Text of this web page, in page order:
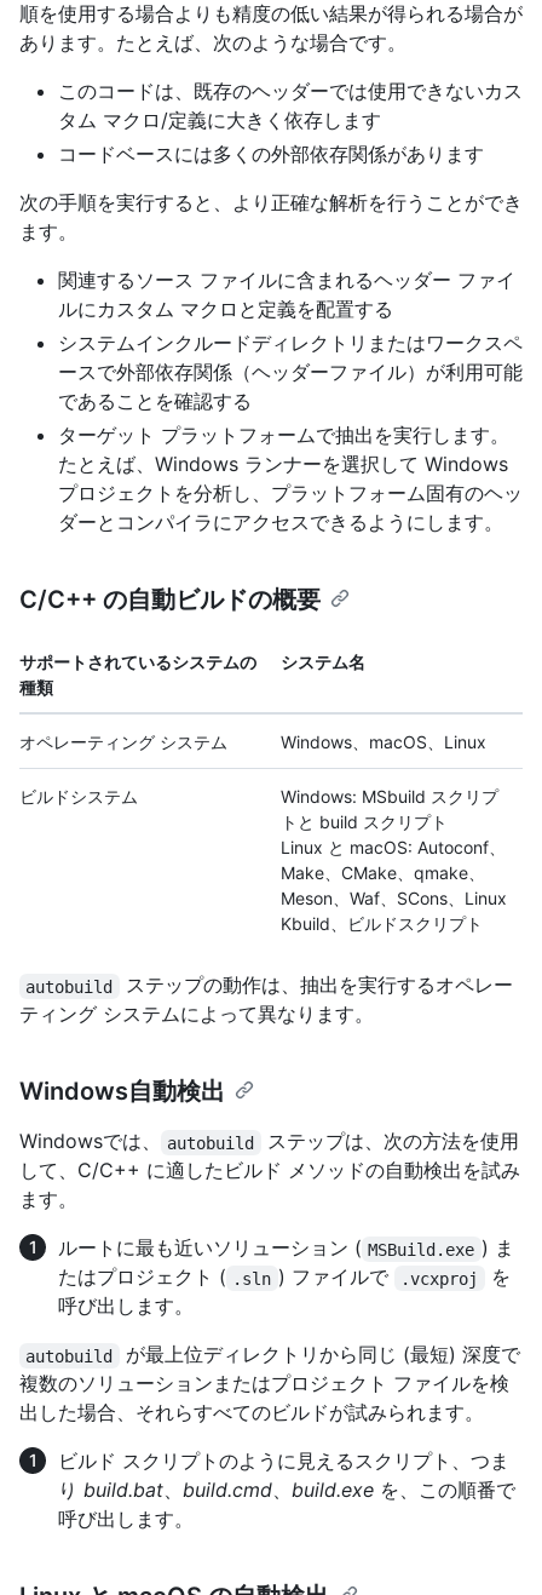
順を使用する場合よりも精度の低い結果が得られる場合が
あります。たとえば、次のような場合です。
このコードは、既存のヘッダーでは使用できないカス
タム マクロ/定義に大きく依存します
コードベースには多くの外部依存関係があります
次の手順を実行すると、より正確な解析を行うことができ
ます。
関連するソース ファイルに含まれるヘッダー ファイ
ルにカスタム マクロと定義を配置する
システムインクルードディレクトリまたはワークスペ
ースで外部依存関係（ヘッダーファイル）が利用可能
であることを確認する
ターゲット プラットフォームで抽出を実行します。
たとえば、Windows ランナーを選択して Windows
プロジェクトを分析し、プラットフォーム固有のヘッ
ダーとコンパイラにアクセスできるようにします。
C/C++ の自動ビルドの概要
サポートされているシステムの
種類
システム名
オペレーティング システム Windows、macOS、Linux
ビルドシステム
Windows: MSbuild スクリプ
トと build スクリプト
Linux と macOS: Autoconf、
Make、CMake、qmake、
Meson、Waf、SCons、Linux
Kbuild、ビルドスクリプト
autobuild
ステップの動作は、抽出を実行するオペレー
ティング システムによって異なります。
Windows自動検出
Windowsでは、 autobuild
ステップは、次の方法を使用
して、C/C++ に適したビルド メソッドの自動検出を試み
ます。
ルートに最も近いソリューション ( MSBuild.exe ) ま
たはプロジェクト ( .sln ) ファイルで .vcxproj
を
呼び出します。
autobuild
が最上位ディレクトリから同じ (最短) 深度で
複数のソリューションまたはプロジェクト ファイルを検
出した場合、それらすべてのビルドが試みられます。
ビルド スクリプトのように見えるスクリプト、つま
り build.bat、 build.cmd、 build.exe を、この順番で
呼び出します。